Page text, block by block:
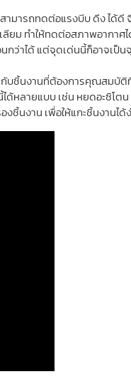
มารถทดต่อแรงบีบ ดึง ได้ดี
ลียม ทำให้ทดต่อสภาพอากาศ
ว่าได้ แต่จุดเด่นนี้ก็อาจเป็
บชิ้นงานที่ต้องการคุณสมบัติ
ได้หลายแบบ เช่น หยดอะซิโ
งชิ้นงาน เพื่อให้แกะชิ้นงานไ